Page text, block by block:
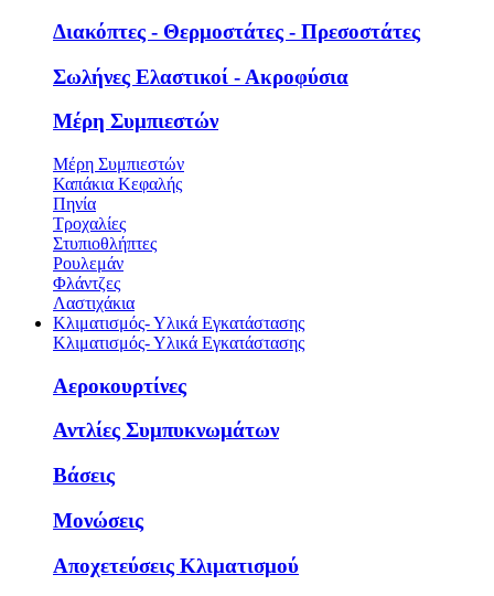
Διακόπτες - Θερμοστάτες - Πρεσοστάτες
Σωλήνες Ελαστικοί - Ακροφύσια
Μέρη Συμπιεστών
Μέρη Συμπιεστών
Καπάκια Κεφαλής
Πηνία
Τροχαλίες
Στυπιοθλήπτες
Ρουλεμάν
Φλάντζες
Λαστιχάκια
Κλιματισμός- Υλικά Εγκατάστασης
Κλιματισμός- Υλικά Εγκατάστασης
Αεροκουρτίνες
Αντλίες Συμπυκνωμάτων
Βάσεις
Μονώσεις
Αποχετεύσεις Κλιματισμού